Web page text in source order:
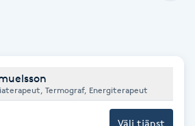
Samuelsson
Termograf, Energiterapeut
Välj tjänst